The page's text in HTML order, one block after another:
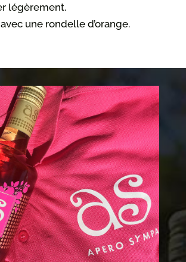
légèrement.
une rondelle d’orange.